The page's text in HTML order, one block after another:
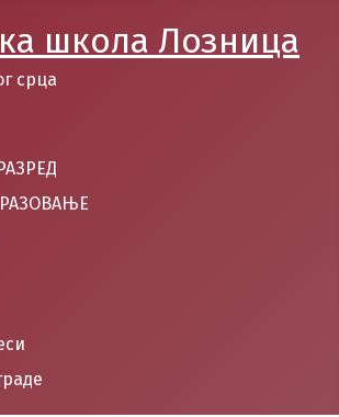
школа Лозница
срца